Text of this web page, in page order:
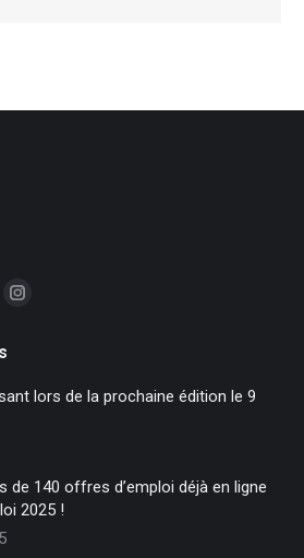
Instagram
in lors de la prochaine édition le 9
de 140 offres d’emploi déjà en ligne
2025 !